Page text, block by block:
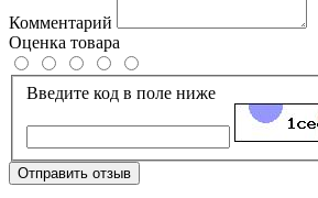
Комментарий
Оценка товара
Введите код в поле ниже
Отправить отзыв